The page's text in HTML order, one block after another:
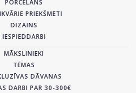
PORCELĀNS
PRIEKŠMETI
DIZAINS
IESPIEDDARBI
MĀKSLINIEKI
TĒMAS
DĀVANAS
DARBI PAR 30-300€